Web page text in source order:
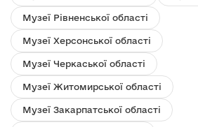
Музеї Рівненської області
Музеї Херсонської області
Музеї Черкаської області
Музеї Житомирської області
Музеї Закарпатської області